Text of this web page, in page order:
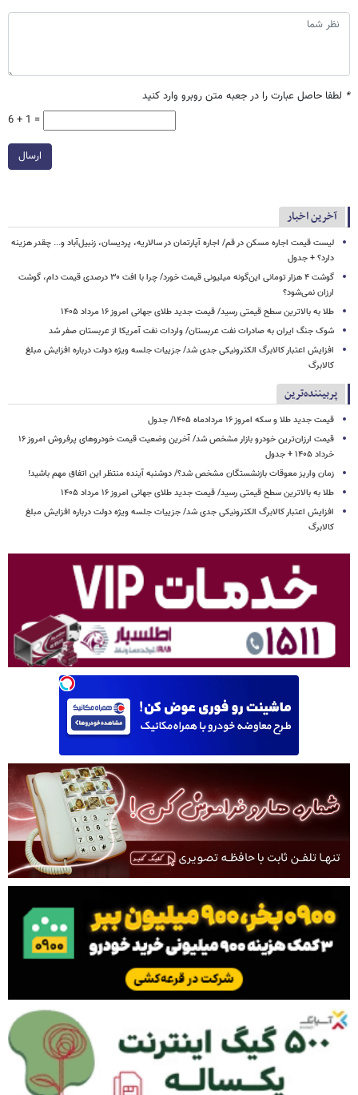
* لطفا حاصل عبارت را در جعبه متن روبرو وارد کنید
6 + 1 =
ارسال
آخرین اخبار
لیست قیمت اجاره مسکن در قم/ اجاره آپارتمان در سالاریه، پردیسان، زنبیل‌آباد و... چقدر هزینه
دارد؟ + جدول
گوشت ۴ هزار تومانی این‌گونه میلیونی قیمت خورد/ چرا با افت ۳۰ درصدی قیمت دام، گوشت
ارزان نمی‌شود؟
طلا به بالاترین سطح قیمتی رسید/ قیمت جدید طلای جهانی امروز ۱۶ مرداد ۱۴۰۵
شوک جنگ ایران به صادرات نفت عربستان/ واردات نفت آمریکا از عربستان صفر شد
افزایش اعتبار کالابرگ الکترونیکی جدی شد/ جزییات جلسه ویژه دولت درباره افزایش مبلغ
کالابرگ
پربیننده‌ترین
قیمت جدید طلا و سکه امروز ۱۶ مردادماه ۱۴۰۵/ جدول
قیمت ارزان‌ترین خودرو بازار مشخص شد/ آخرین وضعیت قیمت خودروهای پرفروش امروز ۱۶
خرداد ۱۴۰۵ + جدول
زمان واریز معوقات بازنشستگان مشخص شد؟/ دوشنبه آینده منتظر این اتفاق مهم باشید!
طلا به بالاترین سطح قیمتی رسید/ قیمت جدید طلای جهانی امروز ۱۶ مرداد ۱۴۰۵
افزایش اعتبار کالابرگ الکترونیکی جدی شد/ جزییات جلسه ویژه دولت درباره افزایش مبلغ
کالابرگ